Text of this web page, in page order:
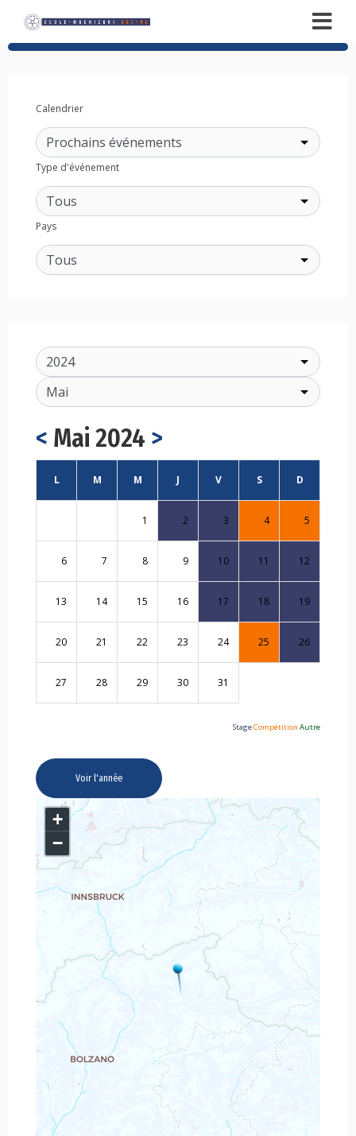
Calendrier
Type d'événement
Pays
< Mai 2024 >
L M M J V S D
1 2 3 4 5
6 7 8 9 10 11 12
13 14 15 16 17 18 19
20 21 22 23 24 25 26
27 28 29 30 31
StageCompétition Autre
Voir l'année
+
−